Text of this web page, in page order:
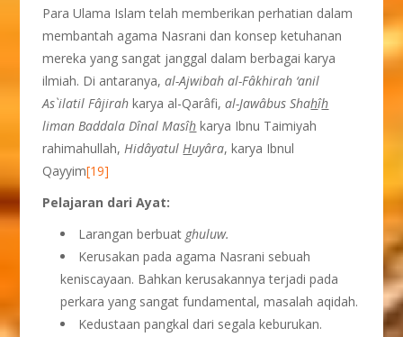
Para Ulama Islam telah memberikan perhatian dalam
membantah agama Nasrani dan konsep ketuhanan
mereka yang sangat janggal dalam berbagai karya
ilmiah. Di antaranya,al-Ajwibah al-Fâkhirah ‘anil
As`ilatil Fâjirah karya al-Qarâfi,al-Jawâbus Shahîh
liman Baddala Dînal Masîh karya Ibnu Taimiyah
rahimahullah,HidâyatulHuyâra, karya Ibnul
Qayyim[19]
Pelajaran dari Ayat:
Larangan berbuat ghuluw.
Kerusakan pada agama Nasrani sebuah
keniscayaan. Bahkan kerusakannya terjadi pada
perkara yang sangat fundamental, masalah aqidah.
Kedustaan pangkal dari segala keburukan.